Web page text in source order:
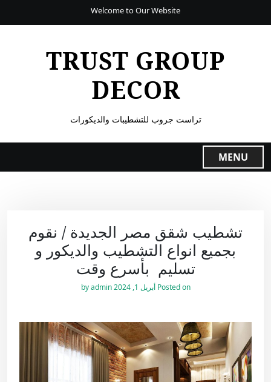
Welcome to Our Website
TRUST GROUP
DECOR
تراست جروب للتشطيبات والديكورات
MENU
تشطيب شقق مصر الجديدة / نقوم
بجميع انواع التشطيب والديكور و
تسليم بأسرع وقت
Posted on أبريل 1, 2024 by
admin